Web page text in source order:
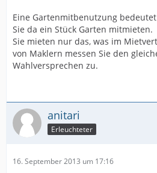
Eine Gartenmitbenutzung
Sie da ein Stück Garten mitmieten.
Sie mieten nur das, was im
von Maklern messen Sie den
Wahlversprechen zu.
anitari
Erleuchteter
16. September 2013 um 17:16